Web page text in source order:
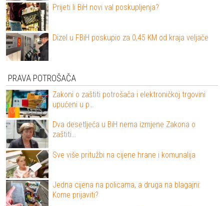
Prijeti li BiH novi val poskupljenja?
Dizel u FBiH poskupio za 0,45 KM od kraja veljače
PRAVA POTROŠAČA
Zakoni o zaštiti potrošača i elektroničkoj trgovini
upućeni u p…
Dva desetljeća u BiH nema izmjene Zakona o
zaštiti…
Sve više pritužbi na cijene hrane i komunalija
Jedna cijena na policama, a druga na blagajni:
Kome prijaviti?